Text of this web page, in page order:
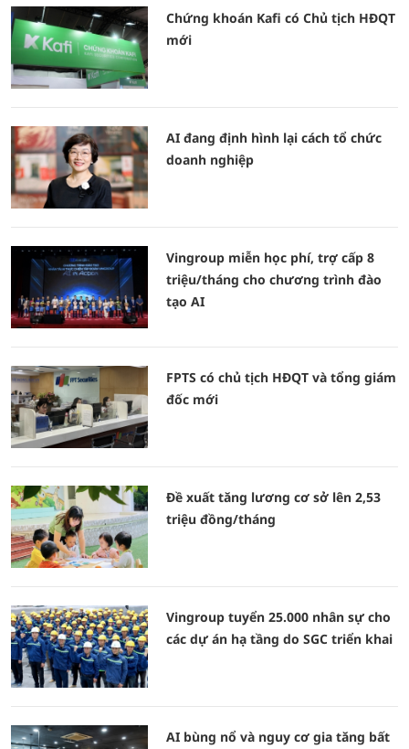
Chứng khoán Kafi có Chủ tịch HĐQT
mới
AI đang định hình lại cách tổ chức
doanh nghiệp
Vingroup miễn học phí, trợ cấp 8
triệu/tháng cho chương trình đào
tạo AI
FPTS có chủ tịch HĐQT và tổng giám
đốc mới
Đề xuất tăng lương cơ sở lên 2,53
triệu đồng/tháng
Vingroup tuyển 25.000 nhân sự cho
các dự án hạ tầng do SGC triển khai
AI bùng nổ và nguy cơ gia tăng bất